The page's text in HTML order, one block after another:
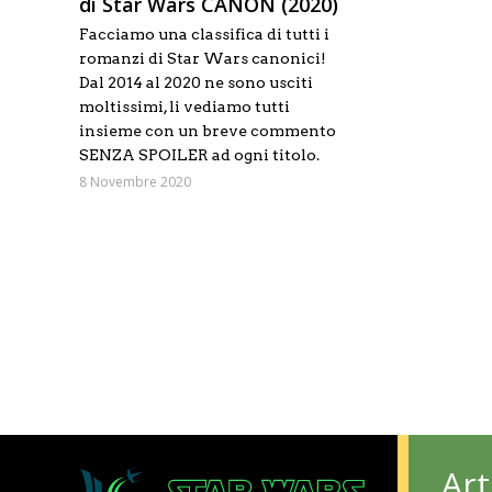
Facciamo una classifica di tutti i
romanzi di Star Wars canonici!
Dal 2014 al 2020 ne sono usciti
moltissimi, li vediamo tutti
insieme con un breve commento
SENZA SPOILER ad ogni titolo.
8 Novembre 2020